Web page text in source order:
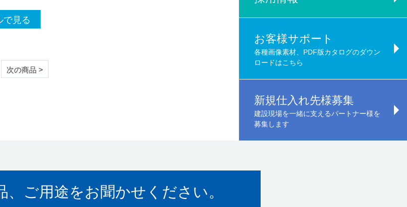
で見る
次の商品 >
お客様サポート
各種画像素材、PDF版カタログのダウン
ロードはこちら
新規仕入れ先様募集
建設現場を一緒に支えるパートナー様を
募集します
、ご用途をお聞かせください。